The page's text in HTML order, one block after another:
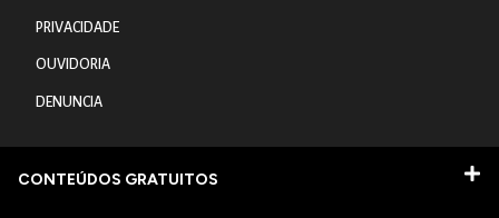
PRIVACIDADE
OUVIDORIA
DENUNCIA
CONTEÚDOS GRATUITOS